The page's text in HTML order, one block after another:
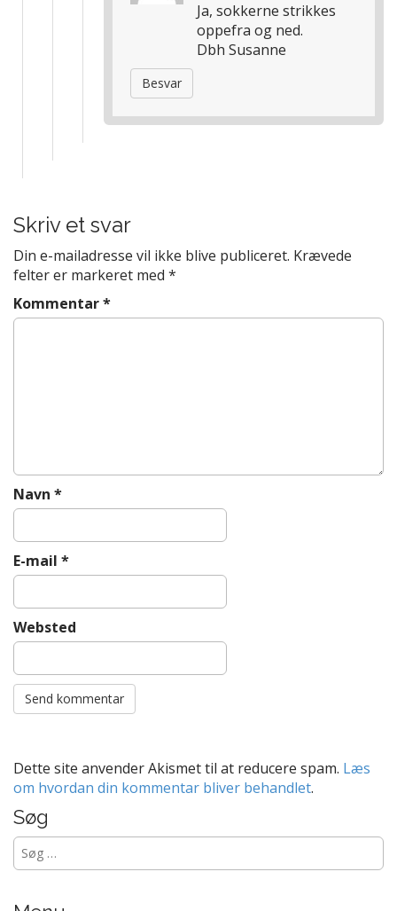
Ja, sokkerne strikkes
oppefra og ned.
Dbh Susanne
Besvar
Skriv et svar
Din e-mailadresse vil ikke blive publiceret. Krævede
felter er markeret med *
Kommentar*
Navn *
E-mail *
Websted
Dette site anvender Akismet til at reducere spam. Læs
om hvordan din kommentar bliver behandlet.
Søg
Søg
efter: